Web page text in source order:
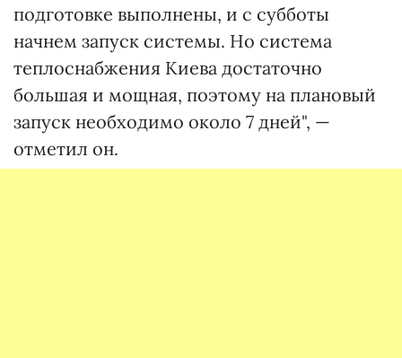
подготовке выполнены, и с субботы
начнем запуск системы. Но система
теплоснабжения Киева достаточно
большая и мощная, поэтому на плановый
запуск необходимо около 7 дней", —
отметил он.